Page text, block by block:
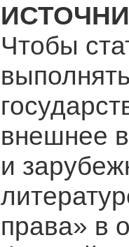
Чтобы
внешнее
и
права» в